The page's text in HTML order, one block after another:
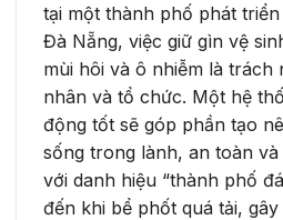
tại một thành phố phát
Đà Nẵng, việc giữ gìn vệ
mùi hôi và ô nhiễm là trách
nhân và tổ chức. Một hệ
động tốt sẽ góp phần tạo
sống trong lành, an toàn
với danh hiệu “thành phố
đến khi bể phốt quá tải,